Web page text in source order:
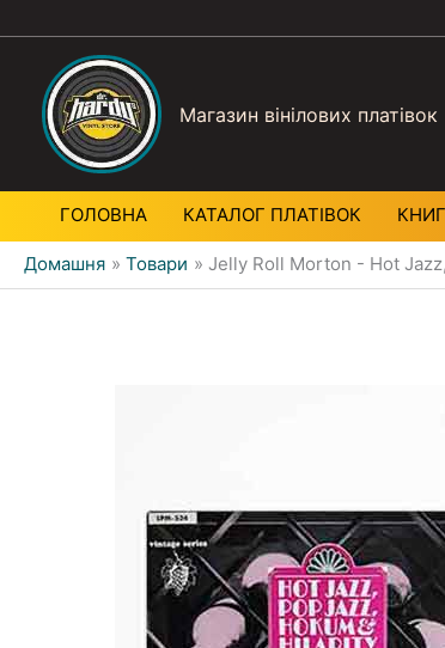
Магазин вінілових платівок
ГОЛОВНА КАТАЛОГ ПЛАТIВОК
Домашня Товари Jelly Roll Morton - Hot